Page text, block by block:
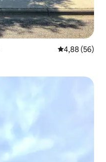
Μέση
4,88 (56)